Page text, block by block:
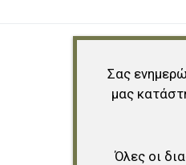
Προσθήκη στα αγαπημένα
Σας
μας
Όλες οι